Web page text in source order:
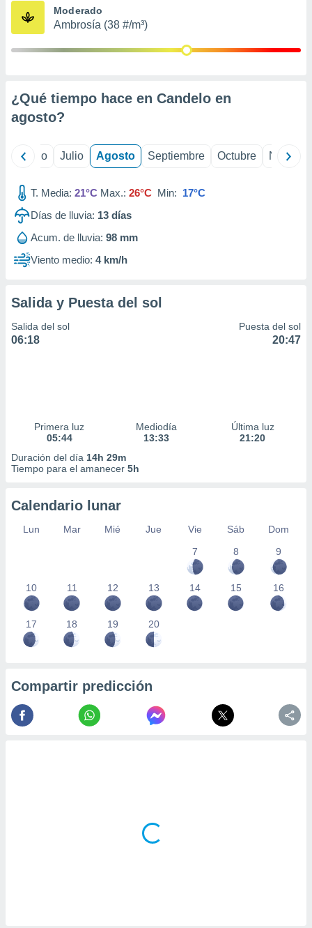
publicidad
1199
Moderado
Ambrosía (38 #/m³)
¿Qué tiempo hace en Candelo en
agosto?
Junio Julio Agosto Septiembre Octubre
T. Media: 21°C Max.: 26°C Min: 17°C
Días de lluvia: 13 días
Acum. de lluvia: 98 mm
Viento medio: 4 km/h
Salida y Puesta del sol
Salida del sol
06:18
Puesta del sol
20:47
Primera luz
05:44
Mediodía
13:33
Última luz
21:20
Duración del día 14h 29m
Tiempo para el amanecer 5h
Calendario lunar
Lun Mar Mié Jue Vie Sáb
Dom
7
8 9
10 11 12 13 14 15 16
17 18 19 20
Compartir predicción